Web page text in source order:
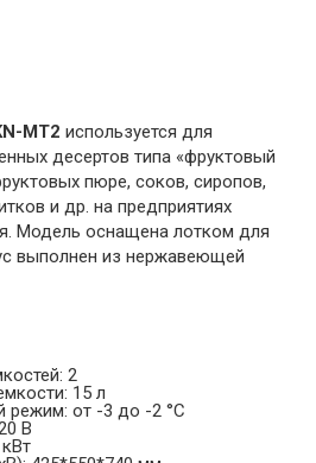
MT2 используется для
десертов типа «фруктовый
пюре, соков, сиропов,
и др. на предприятиях
Модель оснащена лотком для
выполнен из нержавеющей
2
15 л
режим: от -3 до -2 °C
В